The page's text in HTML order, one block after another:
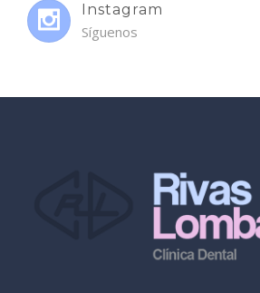
Instagram
Síguenos